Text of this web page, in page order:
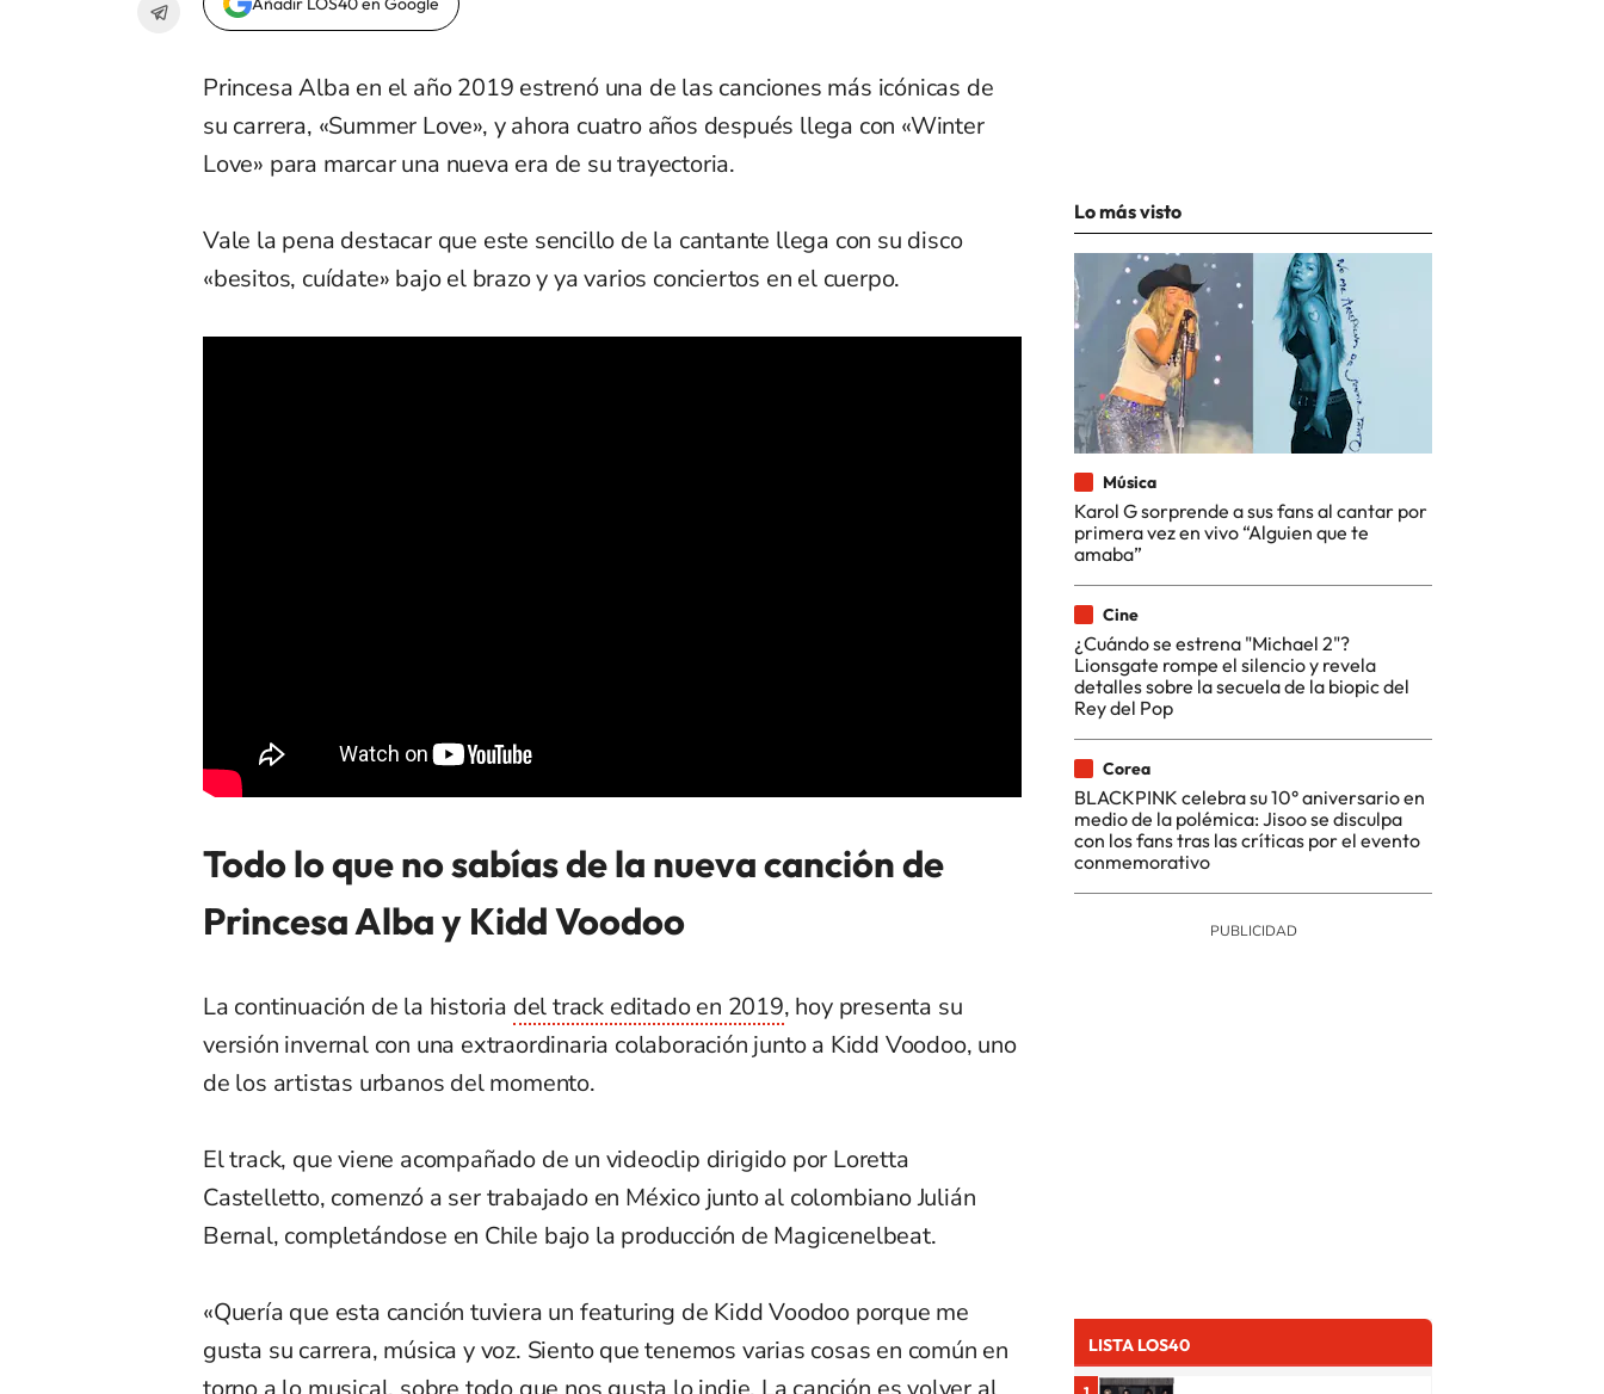
Princesa Alba en el año 2019 estrenó una de las canciones más icónicas de
su carrera, «Summer Love», y ahora cuatro años después llega con «Winter
Love» para marcar una nueva era de su trayectoria.
Vale la pena destacar que este sencillo de la cantante llega con su disco
«besitos, cuídate» bajo el brazo y ya varios conciertos en el cuerpo.
Todo lo que no sabías de la nueva canción de
Princesa Alba y Kidd Voodoo
La continuación de la historia del track editado en 2019, hoy presenta su
versión invernal con una extraordinaria colaboración junto a Kidd Voodoo, uno
de los artistas urbanos del momento.
El track, que viene acompañado de un videoclip dirigido por Loretta
Castelletto, comenzó a ser trabajado en México junto al colombiano Julián
Bernal, completándose en Chile bajo la producción de Magicenelbeat.
«Quería que esta canción tuviera un featuring de Kidd Voodoo porque me
gusta su carrera, música y voz. Siento que tenemos varias cosas en común en
Lo más visto
Música
Karol G sorprende a sus fans al cantar por
primera vez en vivo “Alguien que te
amaba”
Cine
¿Cuándo se estrena "Michael 2"?
Lionsgate rompe el silencio y revela
detalles sobre la secuela de la biopic del
Rey del Pop
Corea
BLACKPINK celebra su 10° aniversario en
medio de la polémica: Jisoo se disculpa
con los fans tras las críticas por el evento
conmemorativo
LISTA LOS40